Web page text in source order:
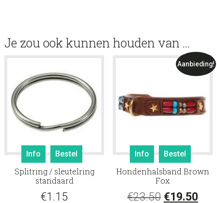
Je zou ook kunnen houden van …
Info Bestel
Splitring / sleutelring
standaard
€1.15
Aanbieding!
Info Bestel
Hondenhalsband Brown
Fox
€23.50 €19.50